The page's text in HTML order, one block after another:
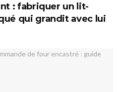
: fabriquer un lit-
qui grandit avec lui